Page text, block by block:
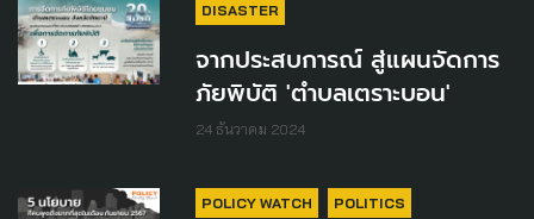
DISASTER
จากประสบการณ์ สู่แผนจัดการ
ภัยพิบัติ 'ตำบลเตราะบอน'
24 ธันวาคม 2024
POLICY WATCH POLITICS